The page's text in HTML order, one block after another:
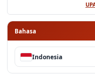
Bahasa
Indonesia